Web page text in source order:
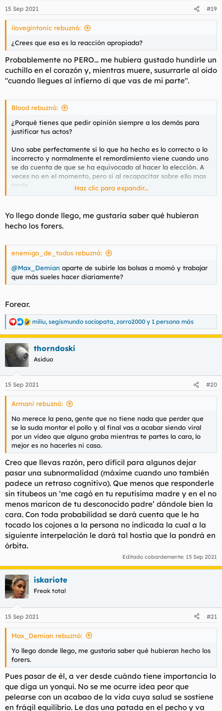
e
s
15 Sep 2021 #19
ilovegintonic rebuznó:
¿Crees que esa es la reacción apropiada?
Probablemente no PERO... me hubiera gustado hundirle un
cuchillo en el corazón y, mientras muere, susurrarle al oído
"cuando llegues al infierno di que vas de mi parte".
Blood rebuznó:
¿Porqué tienes que pedir opinión siempre a los demás para
justificar tus actos?
Uno sabe perfectamente si lo que ha hecho es lo correcto o lo
incorrecto y normalmente el remordimiento viene cuando uno
se da cuenta de que se ha equivocado al hacer la elección. A
veces no en el momento, pero si al recapacitar sobre ello mas
tarde.
interferido por extraños. Pero claro, hablo de personas que lo
que quieren es estar a gusto consigo mismo, no personas que
lo que buscan es agradar a los demás.
Haz clic para expandir...
Yo llego donde llego, me gustaría saber qué hubieran
hecho los forers.
enemigo_de_todos rebuznó:
@Max_Demian aparte de subirle las bolsas a momó y trabajar
que más sueles hacer diariamente?
Forear.
R
e
a
c
c
e
s
miliu, segismundo sociopata, zorro2000 y 1 persona más
thorndoski
Asiduo
15 Sep 2021 #20
Armani rebuznó:
No merece la pena, gente que no tiene nada que perder que
se la suda montar el pollo y al final vas a acabar siendo viral
por un video que alguno graba mientras te partes la cara, lo
mejor es no hacerles ni caso.
Creo que llevas razón, pero difícil para algunos dejar
pasar una subnormalidad (máxime cuando uno también
padece un retraso cognitivo). Que menos que responderle
sin titubeos un ‘me cagó en tu reputisima madre y en el no
menos maricon de tu desconocido padre’ dándole bien la
cara. Con toda probabilidad se dará cuenta que le ha
tocado los cojones a la persona no indicada la cual a la
siguiente interpelación le dará tal hostia que la pondrá en
órbita.
Editado cobardemente: 15 Sep 2021
iskariote
Freak total
15 Sep 2021 #21
Max_Demian rebuznó:
Yo llego donde llego, me gustaría saber qué hubieran hecho los
forers.
Pues pasar de él, a ver desde cuándo tiene importancia lo
que diga un yonqui. No se me ocurre idea peor que
pelearse con un acabao de la vida cuya salud se sostiene
en frágil equilibrio. Le das una patada en el pecho y va